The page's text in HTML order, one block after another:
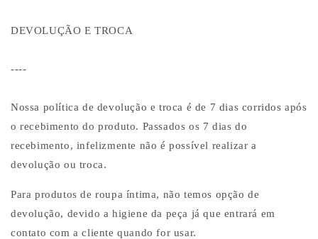
DEVOLUÇÃO E TROCA
----
Nossa política de devolução e troca é de 7 dias corridos após
o recebimento do produto. Passados os 7 dias do
recebimento, infelizmente não é possível realizar a
devolução ou troca.
Para produtos de roupa íntima, não temos opção de
devolução, devido a higiene da peça já que entrará em
contato com a cliente quando for usar.